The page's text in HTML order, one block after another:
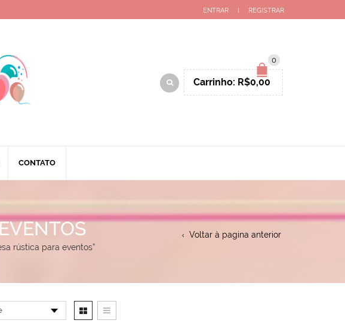
ENTRAR REGISTRAR
0
Carrinho: R$0,00
CONTATO
rústica para eventos”
Voltar à pagina anterior